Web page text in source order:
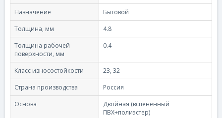
Назначение
Бытовой
Толщина, мм
4.8
Толщина рабочей
поверхности, мм
0.4
Класс износостойкости
23, 32
Страна производства
Россия
Основа
Двойная (вспененный
ПВХ+полиэстер)